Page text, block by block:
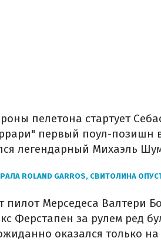
пелетона стартует
первый поул-позишн в
легендарный Михаэль
ROLAND GARROS, СВИТОЛИНА
пилот Мерседеса Валтери
Ферстапен за рулем ред
оказался только на